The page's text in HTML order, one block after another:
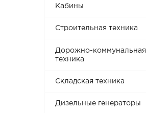
Кабины
Строительная техника
Дорожно-коммунальная
техника
Складская техника
Дизельные генераторы